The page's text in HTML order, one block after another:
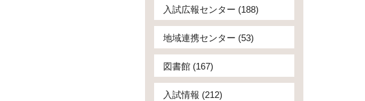
入試広報センター (188)
地域連携センター (53)
図書館 (167)
入試情報 (212)